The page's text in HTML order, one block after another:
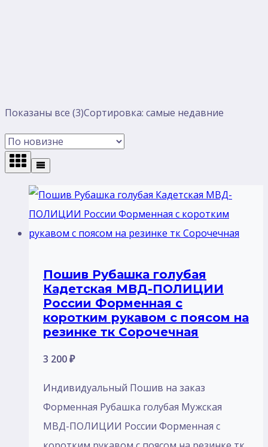
Показаны все (3)Сортировка: самые недавние
Пошив Рубашка голубая
Кадетская МВД-ПОЛИЦИИ
России Форменная с
коротким рукавом с поясом на
резинке тк Сорочечная
3 200₽
Индивидуальный Пошив на заказ
Форменная Рубашка голубая Мужская
МВД-ПОЛИЦИИ России Форменная с